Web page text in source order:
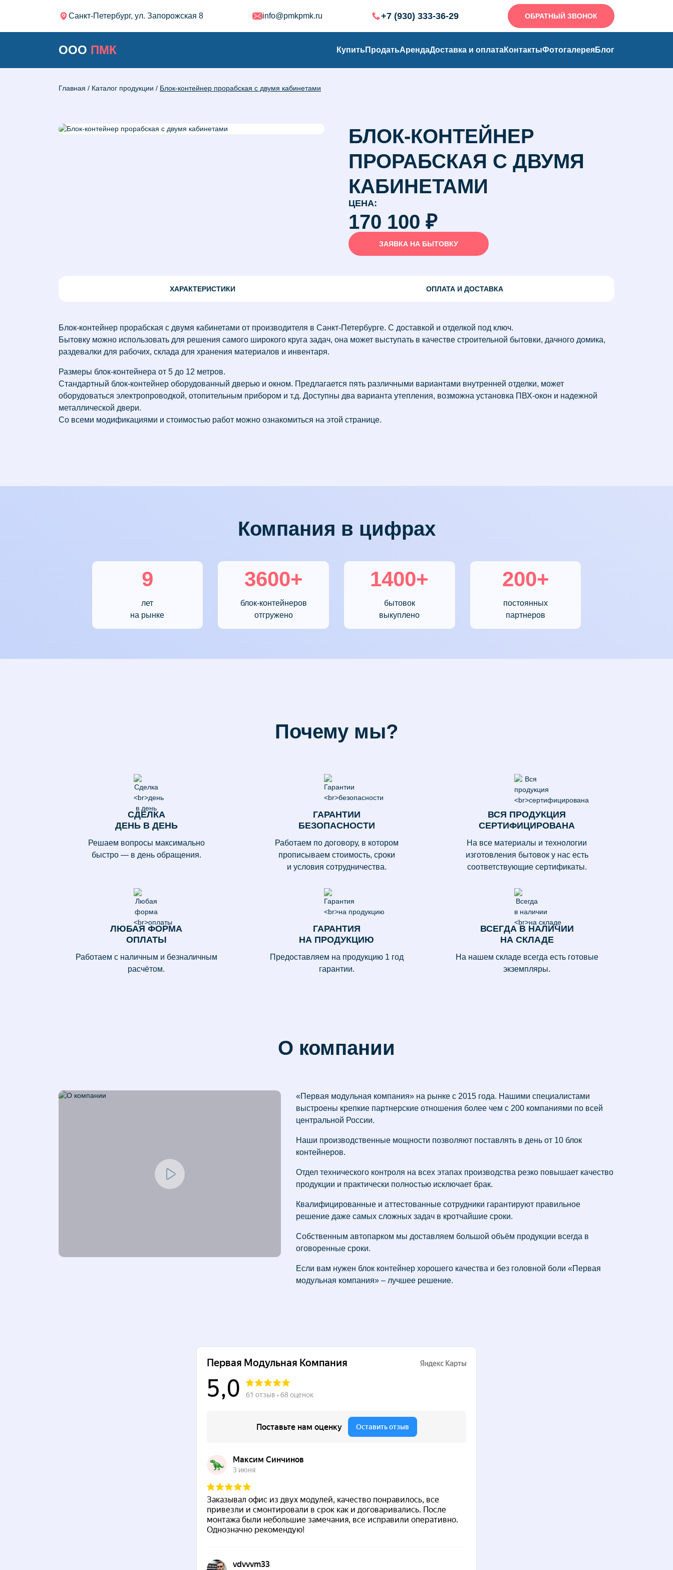
Санкт-Петербург, ул. Запорожская 8 info@pmkpmk.ru +7 (930) 333-36-29 ОБРАТНЫЙ ЗВОНОК
ООО ПМК КупитьПродатьАрендаДоставка и оплатаКонтактыФотогалереяБлог
Главная / Каталог продукции / Блок-контейнер прорабская с двумя кабинетами
БЛОК-КОНТЕЙНЕР
ПРОРАБСКАЯ С ДВУМЯ
КАБИНЕТАМИ
ЦЕНА:
170 100 ₽
ЗАЯВКА НА БЫТОВКУ
ХАРАКТЕРИСТИКИ ОПЛАТА И ДОСТАВКА
Блок-контейнер прорабская с двумя кабинетами от производителя в Санкт-Петербурге. С доставкой и отделкой под ключ.
Бытовку можно использовать для решения самого широкого круга задач, она может выступать в качестве строительной бытовки, дачного домика,
раздевалки для рабочих, склада для хранения материалов и инвентаря.
Размеры блок-контейнера от 5 до 12 метров.
Стандартный блок-контейнер оборудованный дверью и окном. Предлагается пять различными вариантами внутренней отделки, может
оборудоваться электропроводкой, отопительным прибором и т.д. Доступны два варианта утепления, возможна установка ПВХ-окон и надежной
металлической двери.
Со всеми модификациями и стоимостью работ можно ознакомиться на этой странице.
Компания в цифрах
9
лет
на рынке
3600+
блок-контейнеров
отгружено
1400+
бытовок
выкуплено
200+
постоянных
партнеров
Почему мы?
СДЕЛКА
ДЕНЬ В ДЕНЬ
Решаем вопросы максимально
быстро — в день обращения.
ГАРАНТИИ
БЕЗОПАСНОСТИ
Работаем по договору, в котором
прописываем стоимость, сроки
и условия сотрудничества.
ВСЯ ПРОДУКЦИЯ
СЕРТИФИЦИРОВАНА
На все материалы и технологии
изготовления бытовок у нас есть
соответствующие сертификаты.
ЛЮБАЯ ФОРМА
ОПЛАТЫ
Работаем с наличным и безналичным
расчётом.
ГАРАНТИЯ
НА ПРОДУКЦИЮ
Предоставляем на продукцию 1 год
гарантии.
ВСЕГДА В НАЛИЧИИ
НА СКЛАДЕ
На нашем складе всегда есть готовые
экземпляры.
О компании
«Первая модульная компания» на рынке с 2015 года. Нашими специалистами
выстроены крепкие партнерские отношения более чем с 200 компаниями по всей
центральной России.
Наши производственные мощности позволяют поставлять в день от 10 блок
контейнеров.
Отдел технического контроля на всех этапах производства резко повышает качество
продукции и практически полностью исключает брак.
Квалифицированные и аттестованные сотрудники гарантируют правильное
решение даже самых сложных задач в кротчайшие сроки.
Собственным автопарком мы доставляем большой объём продукции всегда в
оговоренные сроки.
Если вам нужен блок контейнер хорошего качества и без головной боли «Первая
модульная компания» – лучшее решение.